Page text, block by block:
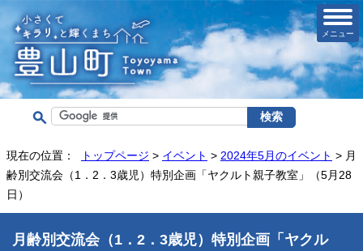
メニュー
現在の位置： トップページ > イベント > 2024年5月のイベント > 月
齢別交流会（1．2．3歳児）特別企画「ヤクルト親子教室」（5月28
日）
月齢別交流会（1．2．3歳児）特別企画「ヤクル